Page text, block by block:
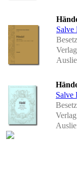
Salve